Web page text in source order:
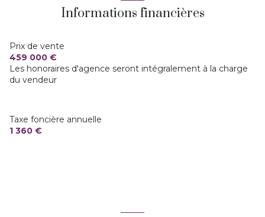
Informations financières
Prix de vente
459 000 €
Les honoraires d'agence seront intégralement à la charge
du vendeur
Taxe foncière annuelle
1 360 €